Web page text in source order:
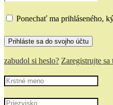
Ponechať ma prihláseného,
zabudol si heslo? Zaregistrujte sa